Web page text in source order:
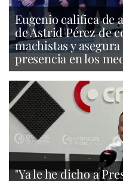
Eugenio califica de
de Astrid Pérez de
machistas y
presencia en los
"Ya le he dicho a